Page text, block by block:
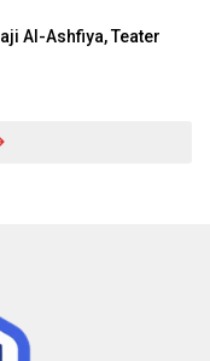
Al-Ashfiya, Teater